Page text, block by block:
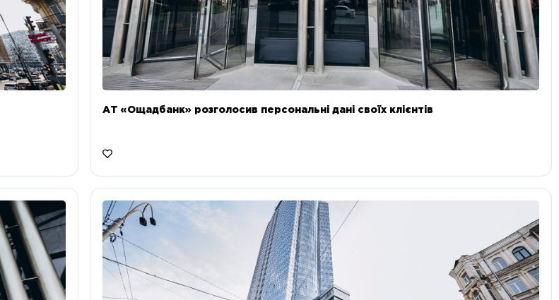
АТ «Ощадбанк» розголосив персональні дані своїх клієнтів